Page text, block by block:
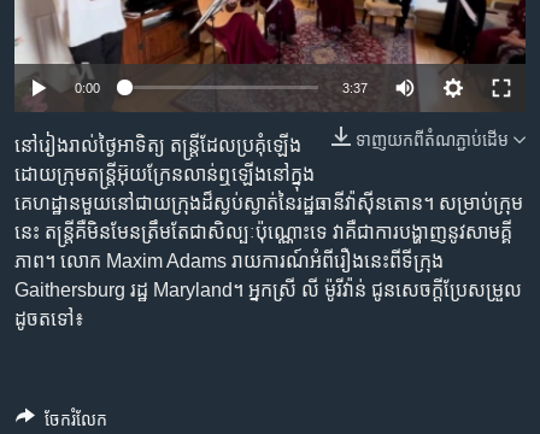
ទំព័រ​
រចនា
សម្ព័ន្ធ​
រំលង​
និង​
ចូល​
ទៅ​
កាន់​
ទំព័រ​
ស្វែង​
រក
កម្មវិធីទាំងអស់
Khmer English
បណ្តាញ​សង្គម
ភាសា
Auto 240p 360p 480p
720p 1080p
0:00 3:37
240p
480p
720p
1080p
ទាញ​យក​ពី​តំណភ្ជាប់​ដើម
នៅ​រៀងរាល់​ថ្ងៃអាទិត្យ តន្រ្តី​ដែល​ប្រគុំ​ឡើង​
ដោយ​ក្រុមតន្ត្រី​អ៊ុយក្រែន​លាន់​ឮ​ឡើង​នៅក្នុង​
គេហដ្ឋាន​មួយ​នៅ​ជាយក្រុង​ដ៏​ស្ងប់ស្ងាត់​នៃ​រដ្ឋធានី​វ៉ាស៊ីនតោន។ សម្រាប់​ក្រុម​
នេះ តន្ត្រី​គឺ​មិនមែន​ត្រឹម​តែ​ជា​សិល្បៈ​ប៉ុណ្ណោះ​ទេ វា​គឺ​ជា​ការបង្ហាញ​នូវ​សាមគ្គី
ភាព។ លោក Maxim Adams រាយការណ៍​អំពី​រឿង​នេះ​ពី​ទីក្រុង
Gaithersburg រដ្ឋ Maryland។ អ្នកស្រី លី ម៉ូរីវ៉ាន់ ជូនសេចក្តី​ប្រែសម្រួល​
ដូចតទៅ៖
ចែករំលែក